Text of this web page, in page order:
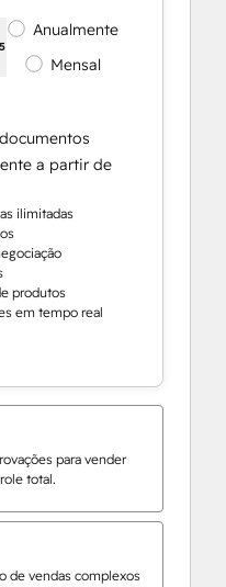
Anualmente
Mensal
a partir de
ilimitadas
produtos
em tempo real
para vender
total.
de vendas complexos